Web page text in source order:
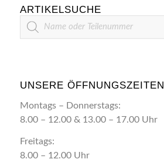
ARTIKELSUCHE
Artikelsuche
UNSERE ÖFFNUNGSZEITEN
Montags – Donnerstags:
8.00 – 12.00 & 13.00 – 17.00 Uhr
Freitags:
8.00 – 12.00 Uhr